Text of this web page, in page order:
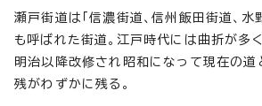
瀬戸街道は「信濃街道、信州飯田街道、水
も呼ばれた街道。江戸時代には曲折が多
明治以降改修され昭和になって現在の道
残がわずかに残る。